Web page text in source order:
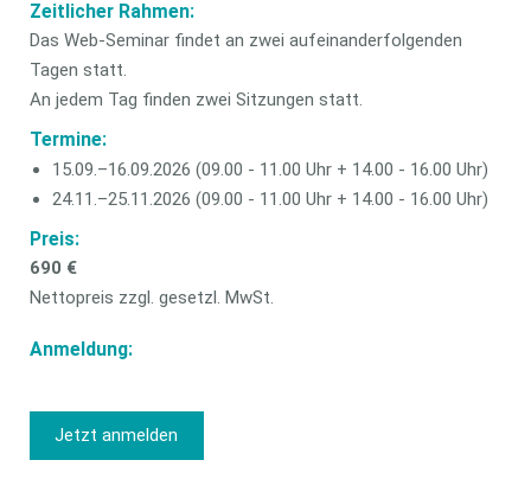
Zeitlicher Rahmen:
Das Web-Seminar findet an zwei aufeinanderfolgenden
Tagen statt.
An jedem Tag finden zwei Sitzungen statt.
Termine:
15.09.–16.09.2026 (09.00 - 11.00 Uhr + 14.00 - 16.00 Uhr)
24.11.–25.11.2026 (09.00 - 11.00 Uhr + 14.00 - 16.00 Uhr)
Preis:
690 €
Nettopreis zzgl. gesetzl. MwSt.
Anmeldung:
Jetzt anmelden